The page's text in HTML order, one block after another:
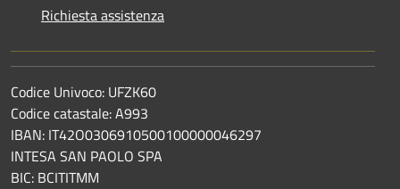
Richiesta assistenza
Codice Univoco: UFZK60
Codice catastale: A993
IBAN: IT42O0306910500100000046297
INTESA SAN PAOLO SPA
BIC: BCITITMM